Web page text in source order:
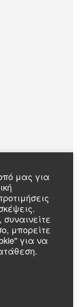
μας για
μπορείτε
για να